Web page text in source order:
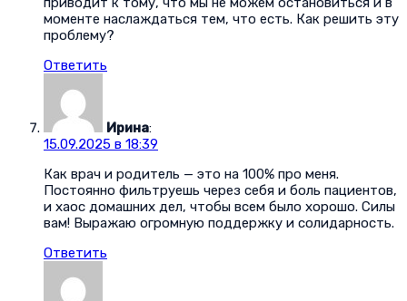
моменте наслаждаться тем, что есть. Как решить эту
проблему?
Ответить
Ирина:
15.09.2025 в 18:39
Как врач и родитель — это на 100% про меня.
Постоянно фильтруешь через себя и боль пациентов,
и хаос домашних дел, чтобы всем было хорошо. Силы
вам! Выражаю огромную поддержку и солидарность.
Ответить